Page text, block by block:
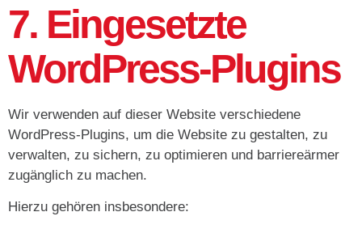
7. Eingesetzte
WordPress-Plugins
Wir verwenden auf dieser Website verschiedene
WordPress-Plugins, um die Website zu gestalten, zu
verwalten, zu sichern, zu optimieren und barriereärmer
zugänglich zu machen.
Hierzu gehören insbesondere: